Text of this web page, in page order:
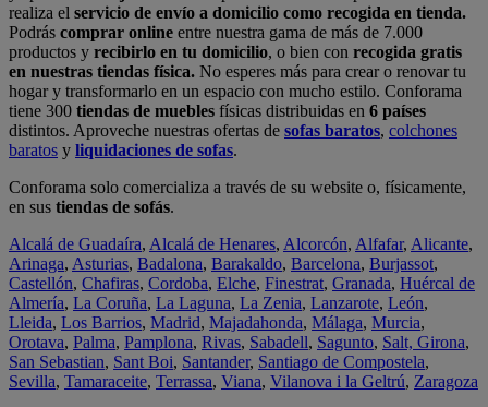
realiza el servicio de envío a domicilio como recogida en tienda.
Podrás comprar online entre nuestra gama de más de 7.000
productos y recibirlo en tu domicilio, o bien con recogida gratis
en nuestras tiendas física. No esperes más para crear o renovar tu
hogar y transformarlo en un espacio con mucho estilo. Conforama
tiene 300 tiendas de muebles físicas distribuidas en 6 países
distintos. Aproveche nuestras ofertas de sofas baratos, colchones
baratos y liquidaciones de sofas.
Conforama solo comercializa a través de su website o, físicamente,
en sus tiendas de sofás.
Alcalá de Guadaíra, Alcalá de Henares, Alcorcón, Alfafar, Alicante,
Arinaga, Asturias, Badalona, Barakaldo, Barcelona, Burjassot,
Castellón, Chafiras, Cordoba, Elche, Finestrat, Granada, Huércal de
Almería, La Coruña, La Laguna, La Zenia, Lanzarote, León,
Lleida, Los Barrios, Madrid, Majadahonda, Málaga, Murcia,
Orotava, Palma, Pamplona, Rivas, Sabadell, Sagunto, Salt, Girona,
San Sebastian, Sant Boi, Santander, Santiago de Compostela,
Sevilla, Tamaraceite, Terrassa, Viana, Vilanova i la Geltrú, Zaragoza